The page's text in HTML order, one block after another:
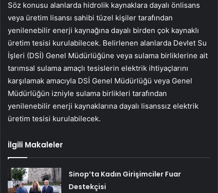
Söz konusu alanlarda hidrolik kaynaklara dayalı önlisans
veya üretim lisansı sahibi tüzel kişiler tarafından
yenilenebilir enerji kaynağına dayalı birden çok kaynaklı
üretim tesisi kurulabilecek. Belirlenen alanlarda Devlet Su
İşleri (DSİ) Genel Müdürlüğüne veya sulama birliklerine ait
tarımsal sulama amaçlı tesislerin elektrik ihtiyaçlarını
karşılamak amacıyla DSİ Genel Müdürlüğü veya Genel
Müdürlüğün izniyle sulama birlikleri tarafından
yenilenebilir enerji kaynaklarına dayalı lisanssız elektrik
üretim tesisi kurulabilecek.
İlgili Makaleler
Sinop’ta Kadın Girişimciler Fuar
Destekçisi